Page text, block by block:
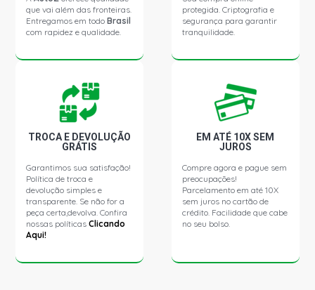
(1985 - 1998)
D20 CABINE DUPLA PICKUP 4.0 8V MAXION S4T DIESEL
(1985 - 1998)
D20 CABINE SIMPLES PICKUP 4.0 8V MAXION S4T
DIESEL (1985 - 1998)
SILVERADO DLX PICKUP 4.0 8V MAXION S4 DIESEL (1997
- 1999)
SILVERADO STD PICKUP 4.0 8V MAXION S4 DIESEL (1997
que vai além das fronteiras.
Entregamos em todoBrasil
com rapidez e qualidade.
protegida. Criptografia e
segurança para garantir
tranquilidade.
TROCA E DEVOLUÇÃO
GRÁTIS
Garantimos sua satisfação!
Política de troca e
devolução simples e
transparente. Se não for a
peça certa,devolva. Confira
nossas políticasClicando
Aqui!
EM ATÉ 10X SEM
JUROS
Compre agora e pague sem
preocupações!
Parcelamento em até 10X
sem juros no cartão de
crédito. Facilidade que cabe
no seu bolso.